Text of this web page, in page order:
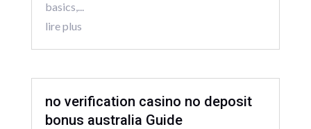
basics,...
lire plus
no verification casino no deposit
bonus australia Guide